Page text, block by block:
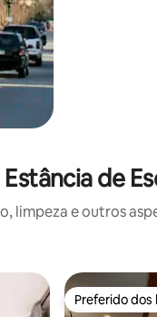
de
limpeza e outros
Preferido dos
Preferido dos